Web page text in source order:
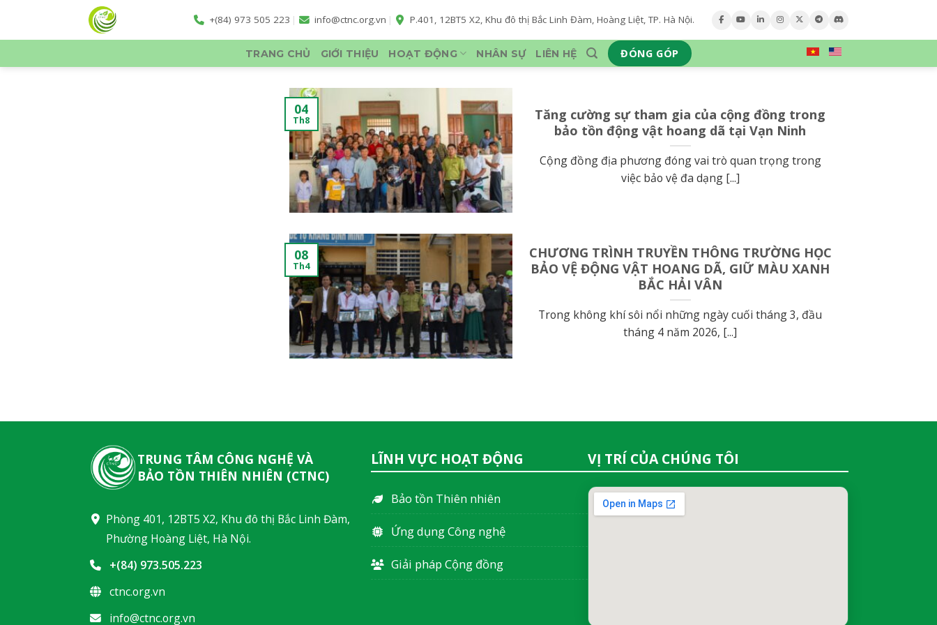
+(84) 973 505 223 | info@ctnc.org.vn | P.401, 12BT5 X2, Khu đô thị Bắc Linh Đàm, Hoàng Liệt, TP. Hà Nội.
TRANG CHỦ GIỚI THIỆU HOẠT ĐỘNG NHÂN SỰ LIÊN HỆ ĐÓNG GÓP
Tăng cường sự tham gia của cộng đồng trong
bảo tồn động vật hoang dã tại Vạn Ninh
Cộng đồng địa phương đóng vai trò quan trọng trong
việc bảo vệ đa dạng [...]
04
Th8
CHƯƠNG TRÌNH TRUYỀN THÔNG TRƯỜNG HỌC
BẢO VỆ ĐỘNG VẬT HOANG DÃ, GIỮ MÀU XANH
BẮC HẢI VÂN
Trong không khí sôi nổi những ngày cuối tháng 3, đầu
tháng 4 năm 2026, [...]
08
Th4
TRUNG TÂM CÔNG NGHỆ VÀ
BẢO TỒN THIÊN NHIÊN (CTNC)
Phòng 401, 12BT5 X2, Khu đô thị Bắc Linh Đàm,
Phường Hoàng Liệt, Hà Nội.
+(84) 973.505.223
ctnc.org.vn
info@ctnc.org.vn
LĨNH VỰC HOẠT ĐỘNG
Bảo tồn Thiên nhiên
Ứng dụng Công nghệ
Giải pháp Cộng đồng
VỊ TRÍ CỦA CHÚNG TÔI